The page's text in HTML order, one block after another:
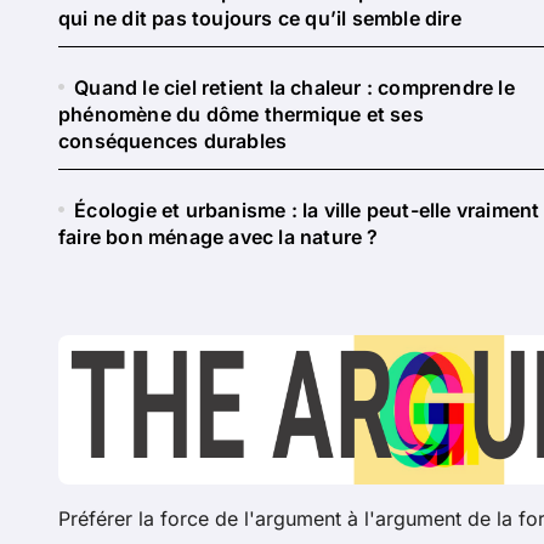
qui ne dit pas toujours ce qu’il semble dire
Quand le ciel retient la chaleur : comprendre le
phénomène du dôme thermique et ses
conséquences durables
Écologie et urbanisme : la ville peut-elle vraiment
faire bon ménage avec la nature ?
Préférer la force de l'argument à l'argument de la